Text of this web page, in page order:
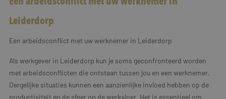
Leiderdorp
Een arbeidsconflict met uw werknemer in Leiderdorp
Als werkgever in Leiderdorp kun je soms geconfronteerd worden
met arbeidsconflicten die ontstaan tussen jou en een werknemer.
Dergelijke situaties kunnen een aanzienlijke invloed hebben op de
productiviteit en de sfeer op de werkvloer. Het is essentieel om